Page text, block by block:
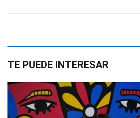
TE PUEDE INTERESAR